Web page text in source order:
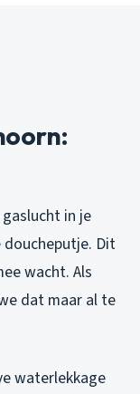
in je
Dit
wacht. Als
dat maar al te
waterlekkage